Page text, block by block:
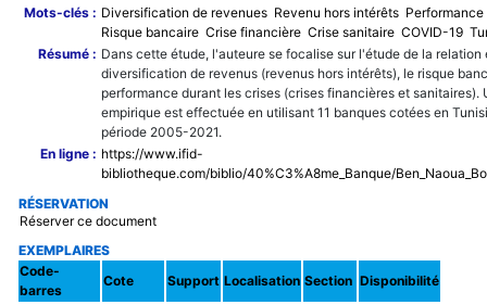
Mots-clés : Diversification de revenues Revenu hors intérêts
Risque bancaire Crise financière Crise sanitaire COVID-19
Résumé : Dans cette étude, l'auteure se focalise sur l'étude de la relation
diversification de revenus (revenus hors intérêts), le risque
performance durant les crises (crises financières et sanitaires).
empirique est effectuée en utilisant 11 banques cotées en
période 2005-2021.
En ligne : https://www.ifid-
bibliotheque.com/biblio/40%C3%A8me_Banque/
RÉSERVATION
Réserver ce document
EXEMPLAIRES
Code-
barres
Cote Support Localisation Section Disponibilité